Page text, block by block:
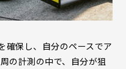
確保し、自分のペースでア
の計測の中で、自分が狙